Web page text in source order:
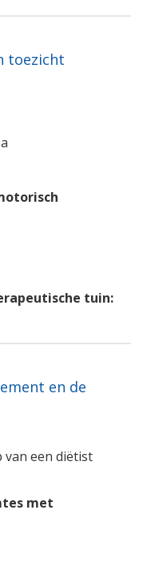
toezicht
tuin:
en de
van een diëtist
met